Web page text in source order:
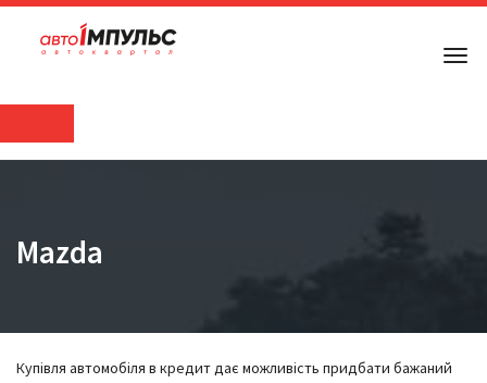
Mazda
Купівля автомобіля в кредит дає можливість придбати бажаний